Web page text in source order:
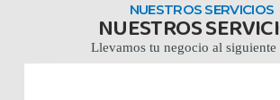
NUESTROS SERVICIOS
NUESTROS
Llevamos tu negocio al siguiente